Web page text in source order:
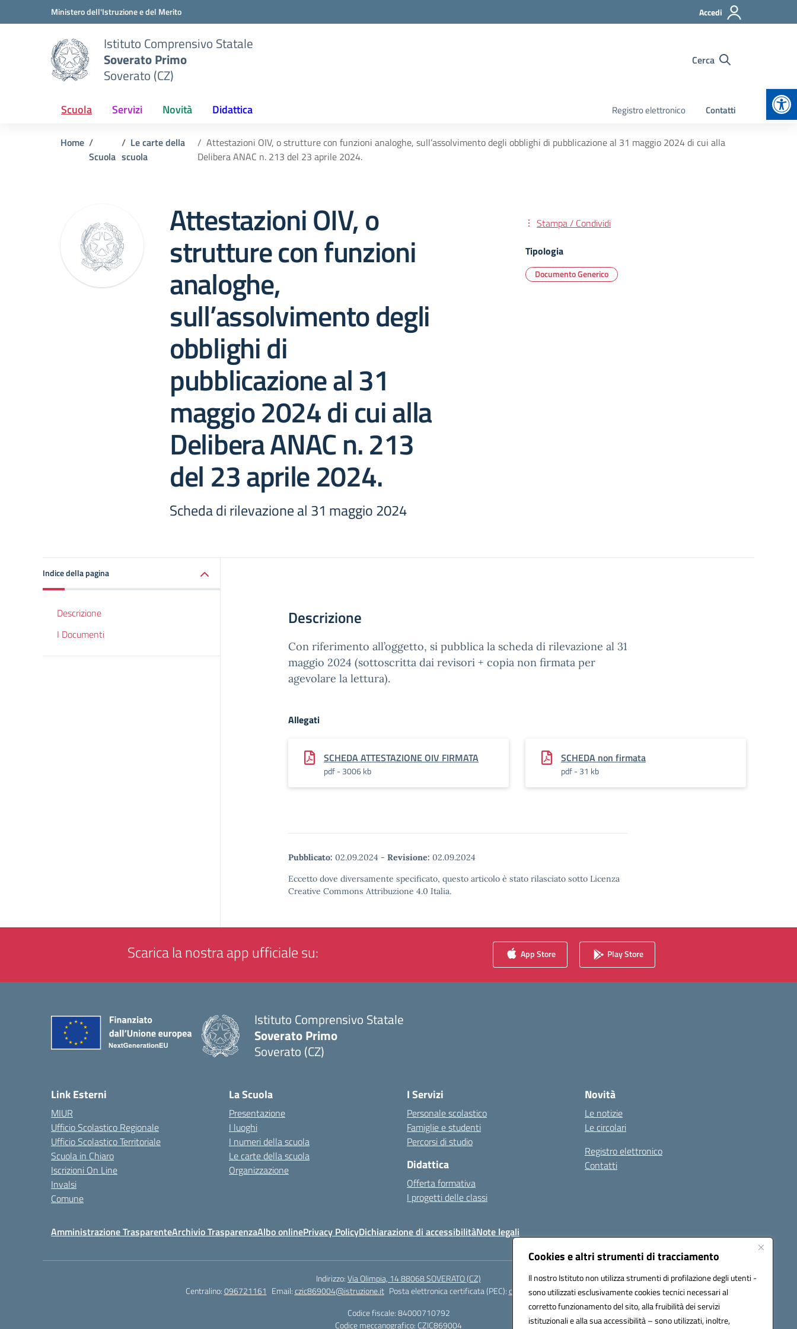
Cookies e altri strumenti di tracciamento
Il nostro Istituto non utilizza strumenti di profilazione degli utenti -
sono utilizzati esclusivamente cookies tecnici necessari al
corretto funzionamento del sito, alla fruibilità dei servizi
istituzionali e alla sua accessibilità – sono utilizzati, inoltre,
Vai ai contenuti
Vai al menu di navigazioneMinistero dell'Istruzione e del Merito Accedi
Istituto Comprensivo Statale
Soverato Primo
Soverato (CZ)
Cerca
Scuola Servizi Novità Didattica Registro elettronico Contatti
Home
Scuola
Le carte della
scuola
Attestazioni OIV, o strutture con funzioni analoghe, sull’assolvimento degli obblighi di pubblicazione al 31 maggio 2024 di cui alla
Delibera ANAC n. 213 del 23 aprile 2024.
Attestazioni OIV, o
strutture con funzioni
analoghe,
sull’assolvimento degli
obblighi di
pubblicazione al 31
maggio 2024 di cui alla
Delibera ANAC n. 213
del 23 aprile 2024.
Scheda di rilevazione al 31 maggio 2024
Stampa / Condividi
Tipologia
Documento Generico
Indice della pagina
Descrizione
I Documenti
Descrizione
Con riferimento all’oggetto, si pubblica la scheda di rilevazione al 31
maggio 2024 (sottoscritta dai revisori + copia non firmata per
agevolare la lettura).
Allegati
SCHEDA ATTESTAZIONE OIV FIRMATA
pdf - 3006 kb
SCHEDA non firmata
pdf - 31 kb
Pubblicato: 02.09.2024 - Revisione: 02.09.2024
Eccetto dove diversamente specificato, questo articolo è stato rilasciato sotto Licenza
Creative Commons Attribuzione 4.0 Italia.
Scarica la nostra app ufficiale su: App Store Play Store
Istituto Comprensivo Statale
Soverato Primo
Soverato (CZ)
Link Esterni
MIUR
Ufficio Scolastico Regionale
Ufficio Scolastico Territoriale
Scuola in Chiaro
Iscrizioni On Line
Invalsi
Comune
La Scuola
Presentazione
I luoghi
I numeri della scuola
Le carte della scuola
Organizzazione
I Servizi
Personale scolastico
Famiglie e studenti
Percorsi di studio
Didattica
Offerta formativa
I progetti delle classi
Novità
Le notizie
Le circolari
Registro elettronico
Contatti
Amministrazione TrasparenteArchivio TrasparenzaAlbo onlinePrivacy PolicyDichiarazione di accessibilitàNote legali
Indirizzo:Via Olimpia, 14 88068 SOVERATO (CZ)
Centralino:096721161 Email:czic869004@istruzione.it Posta elettronica certificata (PEC):czic869004@pec.istruzione.it
Codice fiscale: 84000710792
Codice meccanografico: CZIC869004